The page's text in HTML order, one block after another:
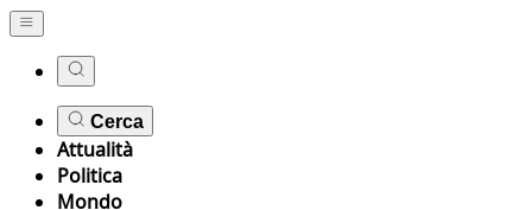
Cerca
Attualità
Politica
Mondo